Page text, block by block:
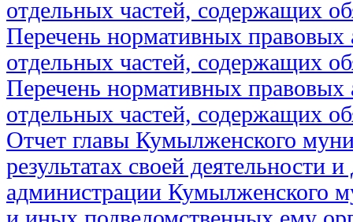
отдельных частей, содержащих
Перечень нормативных правовых
отдельных частей, содержащих
Перечень нормативных правовых
отдельных частей, содержащих
Отчет главы Кумылженского
результатах своей деятельности
администрации Кумылженского